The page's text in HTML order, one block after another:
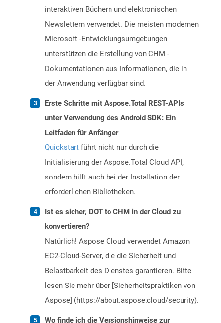
interaktiven Büchern und elektronischen
Newslettern verwendet. Die meisten modernen
Microsoft -Entwicklungsumgebungen
unterstützen die Erstellung von CHM -
Dokumentationen aus Informationen, die in
der Anwendung verfügbar sind.
Erste Schritte mit Aspose.Total REST-APIs
unter Verwendung des Android SDK: Ein
Leitfaden für Anfänger
Quickstart führt nicht nur durch die
Initialisierung der Aspose.Total Cloud API,
sondern hilft auch bei der Installation der
erforderlichen Bibliotheken.
Ist es sicher, DOT to CHM in der Cloud zu
konvertieren?
Natürlich! Aspose Cloud verwendet Amazon
EC2-Cloud-Server, die die Sicherheit und
Belastbarkeit des Dienstes garantieren. Bitte
lesen Sie mehr über [Sicherheitspraktiken von
Aspose] (https://about.aspose.cloud/security).
Wo finde ich die Versionshinweise zur